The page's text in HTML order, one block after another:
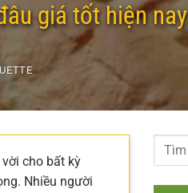
giá tốt hiện nay
cho bất kỳ
Nhiều người